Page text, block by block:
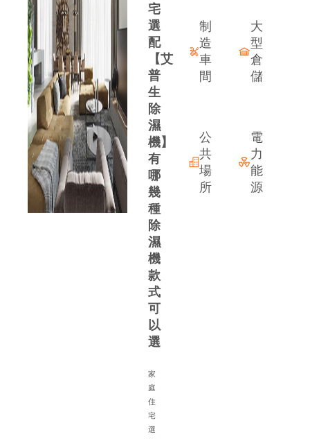
宅
選
配
【艾
普
生
除
濕
機】
有
哪
幾
種
除
濕
機
款
式
可
以
選
家
庭
住
宅
選
制
造
車
間
大
型
倉
儲
公
共
場
所
電
力
能
源